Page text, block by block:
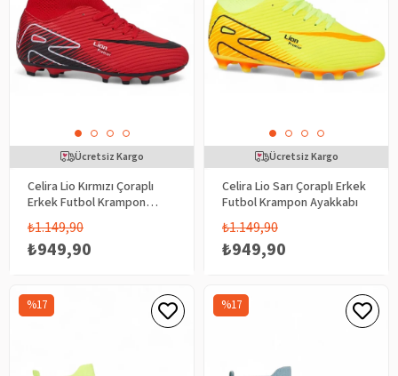
Celira Lio Kırmızı Çoraplı
Erkek Futbol Krampon
Ayakkabı
₺949,90
₺1.149,90
Ücretsiz Kargo
Celira Lio Sarı Çoraplı Erkek
Futbol Krampon Ayakkabı
₺949,90
₺1.149,90
Ücretsiz Kargo
%17 %17